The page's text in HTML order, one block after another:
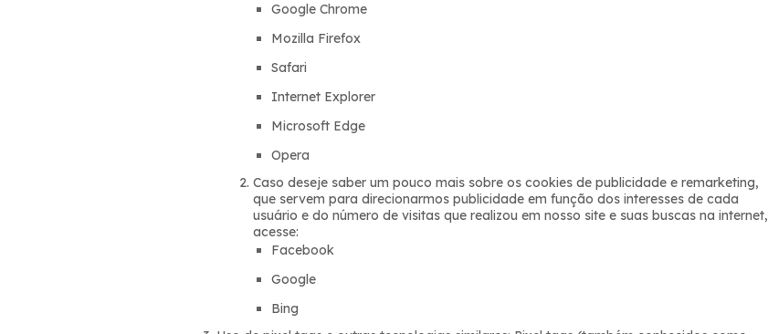
Google Chrome
Mozilla Firefox
Safari
Internet Explorer
Microsoft Edge
Opera
Caso deseje saber um pouco mais sobre os cookies de publicidade e remarketing,
que servem para direcionarmos publicidade em função dos interesses de cada
usuário e do número de visitas que realizou em nosso site e suas buscas na internet,
acesse:
Facebook
Google
Bing